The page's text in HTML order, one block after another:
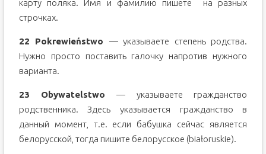
карту поляка. Имя и фамилию пишете на разных
строчках.
22 Pokrewieństwo — указываете степень родства.
Нужно просто поставить галочку напротив нужного
варианта.
23 Obywatelstwo — указываете гражданство
родственника. Здесь указывается гражданство в
данный момент, т.е. если бабушка сейчас является
белорусской, тогда пишите белорусское (białoruskie).